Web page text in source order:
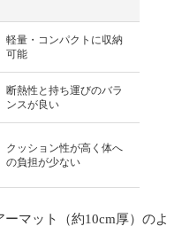
軽量・コンパクトに収納
可能
断熱性と持ち運びのバラ
ンスが良い
クッション性が高く体へ
の負担が少ない
マット（約10cm厚）のよ